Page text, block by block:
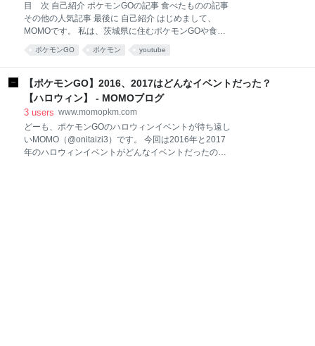
近なものではありません。 ということで、今回は男性
である私が低用量ピルについて少し調べてみました。
目次 低用量ピルとは 低用量ピルのメリットとデメリッ
ト メリット デメリット 低用量ピルの副作用として起
目 次 自己紹介 ポケモンGOの記事 食べたものの記事
その他の人気記事 最後に 自己紹介 はじめまして、
MOMOです。 私は、茨城県に住むポケモンGOや食べ
食べたもの、Twitterのトレンドになったものを等、
モンGOの記事 ポケモンGOについての記事です。 食べ
たものの記事 食べたものをアップしています。 気が向
いた時には自炊もしています。 その他の人気記事 暇な
ですが、お時間がある時にお読みいただけると嬉しい
です。 スポンサーリンク ブログランキングにも参加し
ています。 ぜひぽちっとお願いします。
ポケモンGO ポケモン youtube
【ポケモンGO】2016、2017はどんなイベントだった？
【ハロウィン】 - MOMOブログ
3 users www.momopkm.com
どーも、ポケモンGOのハロウィンイベントが待ち遠し
いMOMO（@onitaizi3）です。 今回は2016年と2017
年のハロウィンイベントがどんなイベントだったのか